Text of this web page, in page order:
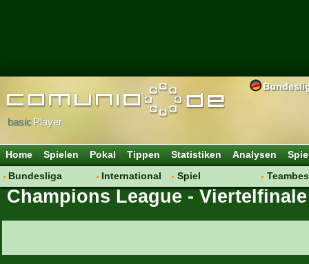
basicPlayer
Home Spielen Pokal Tippen Statistiken Analysen
Bundesliga
Hot News
International
Vereine
Spiel
Regeln & Tipps
Champions League - Viertelfinale